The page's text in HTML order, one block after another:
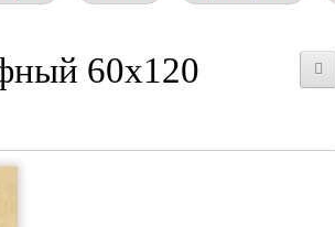
60х120